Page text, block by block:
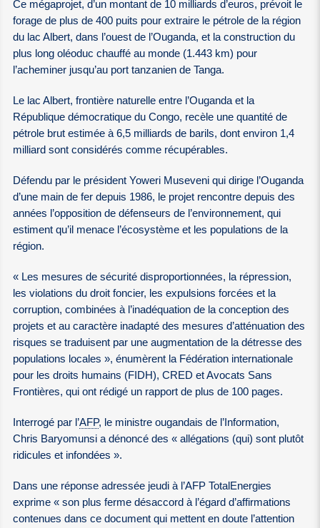
Ce mégaprojet, d’un montant de 10 milliards d’euros, prévoit le
forage de plus de 400 puits pour extraire le pétrole de la région
du lac Albert, dans l’ouest de l’Ouganda, et la construction du
plus long oléoduc chauffé au monde (1.443 km) pour
l’acheminer jusqu’au port tanzanien de Tanga.
Le lac Albert, frontière naturelle entre l’Ouganda et la
République démocratique du Congo, recèle une quantité de
pétrole brut estimée à 6,5 milliards de barils, dont environ 1,4
milliard sont considérés comme récupérables.
Défendu par le président Yoweri Museveni qui dirige l’Ouganda
d’une main de fer depuis 1986, le projet rencontre depuis des
années l’opposition de défenseurs de l’environnement, qui
estiment qu’il menace l’écosystème et les populations de la
région.
« Les mesures de sécurité disproportionnées, la répression,
les violations du droit foncier, les expulsions forcées et la
corruption, combinées à l’inadéquation de la conception des
projets et au caractère inadapté des mesures d’atténuation des
risques se traduisent par une augmentation de la détresse des
populations locales », énumèrent la Fédération internationale
pour les droits humains (FIDH), CRED et Avocats Sans
Frontières, qui ont rédigé un rapport de plus de 100 pages.
Interrogé par l’AFP, le ministre ougandais de l’Information,
Chris Baryomunsi a dénoncé des « allégations (qui) sont plutôt
ridicules et infondées ».
Dans une réponse adressée jeudi à l’AFP TotalEnergies
exprime « son plus ferme désaccord à l’égard d’affirmations
contenues dans ce document qui mettent en doute l’attention